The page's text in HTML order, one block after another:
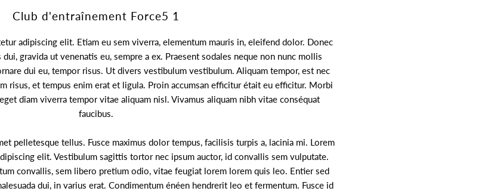
Club d'entraînement Force5 1
adipiscing elit. Etiam eu sem viverra, elementum mauris in, eleifend dolor. Donec
gravida ut venenatis eu, sempre a ex. Praesent sodales neque non nunc mollis
dui eu, tempor risus. Ut divers vestibulum vestibulum. Aliquam tempor, est nec
risus, et tempus enim erat et ligula. Proin accumsan efficitur était eu efficitur. Morbi
diam viverra tempor vitae aliquam nisl. Vivamus aliquam nibh vitae conséquat
faucibus.
pelletesque tellus. Fusce maximus dolor tempus, facilisis turpis a, lacinia mi. Lorem
elit. Vestibulum sagittis tortor nec ipsum auctor, id convallis sem vulputate.
convallis, sem libero pretium odio, vitae feugiat lorem lorem quis leo. Entier sed
dui, in varius erat. Condimentum énéen hendrerit leo et fermentum. Fusce id